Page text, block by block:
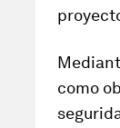
como